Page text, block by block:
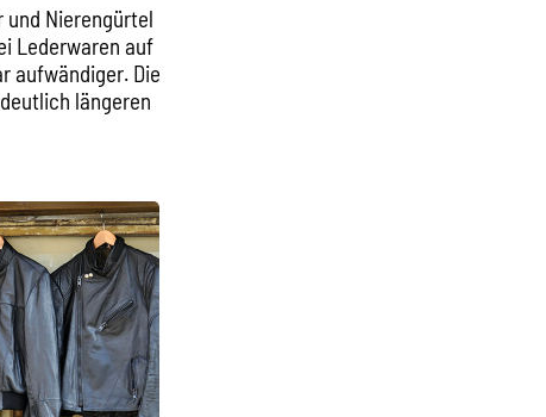
Nierengürtel
Lederwaren auf
aufwändiger. Die
längeren